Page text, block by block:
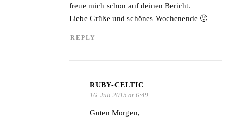
freue mich schon auf deinen Bericht.
Liebe Grüße und schönes Wochenende 🙂
REPLY
RUBY-CELTIC
16. Juli 2015 at 6:49
Guten Morgen,